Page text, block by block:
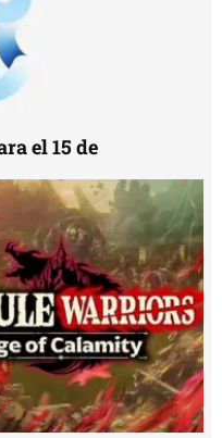
el 15 de